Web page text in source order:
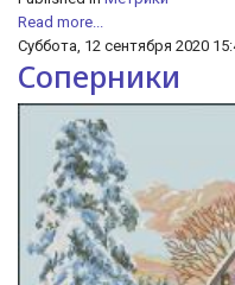
Read more...
Суббота, 12 сентября 2020
Соперники